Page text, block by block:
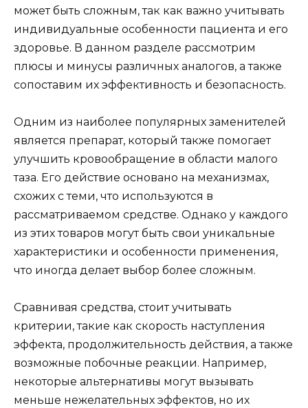
может быть сложным, так как важно учитывать
индивидуальные особенности пациента и его
здоровье. В данном разделе рассмотрим
плюсы и минусы различных аналогов, а также
сопоставим их эффективность и безопасность.
Одним из наиболее популярных заменителей
является препарат, который также помогает
улучшить кровообращение в области малого
таза. Его действие основано на механизмах,
схожих с теми, что используются в
рассматриваемом средстве. Однако у каждого
из этих товаров могут быть свои уникальные
характеристики и особенности применения,
что иногда делает выбор более сложным.
Сравнивая средства, стоит учитывать
критерии, такие как скорость наступления
эффекта, продолжительность действия, а также
возможные побочные реакции. Например,
некоторые альтернативы могут вызывать
меньше нежелательных эффектов, но их